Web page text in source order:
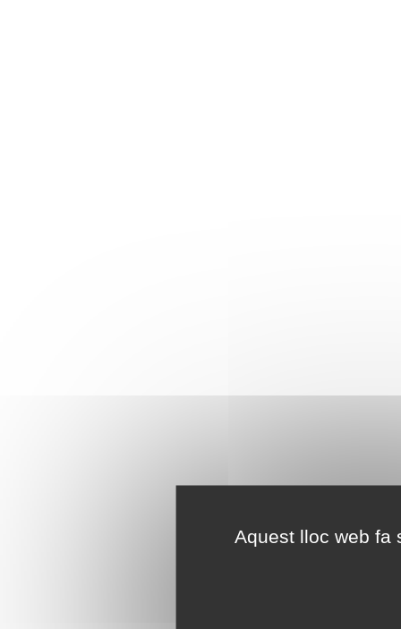
Aquest lloc web fa